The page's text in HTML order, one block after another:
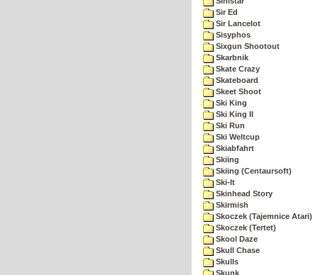
Sir Ed
Sir Lancelot
Sisyphos
Sixgun Shootout
Skarbnik
Skate Crazy
Skateboard
Skeet Shoot
Ski King
Ski King II
Ski Run
Ski Weltcup
Skiabfahrt
Skiing
Skiing (Centaursoft)
Ski-It
Skinhead Story
Skirmish
Skoczek (Tajemnice Atari)
Skoczek (Tertet)
Skool Daze
Skull Chase
Skulls
Skunk